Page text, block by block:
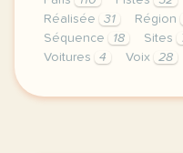
Réalisée
31 Région
Séquence
18 Sites
Voitures
4 Voix 28
le respect de